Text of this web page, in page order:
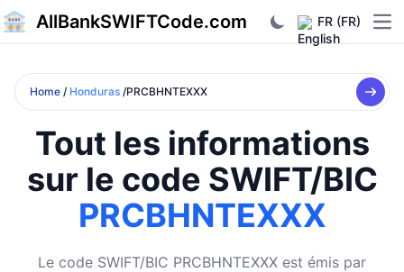
AllBankSWIFTCode.com FR (FR)
Home / Honduras /PRCBHNTEXXX
Tout les informations
sur le code SWIFT/BIC
PRCBHNTEXXX
Le code SWIFT/BIC PRCBHNTEXXX est émis par